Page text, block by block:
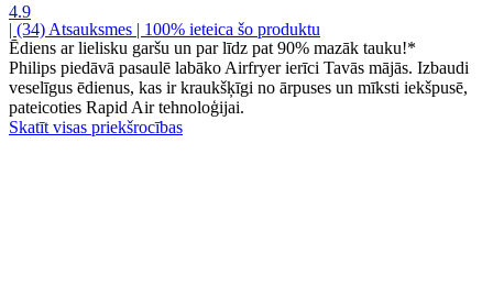
4.9
| (34) Atsauksmes | 100% ieteica šo produktu
Ēdiens ar lielisku garšu un par līdz pat 90% mazāk tauku!*
Philips piedāvā pasaulē labāko Airfryer ierīci Tavās mājās. Izbaudi
veselīgus ēdienus, kas ir kraukšķīgi no ārpuses un mīksti iekšpusē,
pateicoties Rapid Air tehnoloģijai.
Skatīt visas priekšrocības